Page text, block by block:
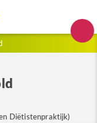
Diëtistenpraktijk)